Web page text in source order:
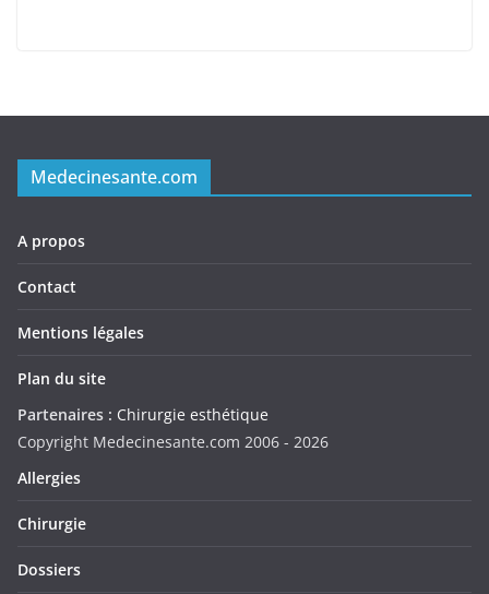
Medecinesante.com
A propos
Contact
Mentions légales
Plan du site
Partenaires : Chirurgie esthétique
Copyright Medecinesante.com 2006 - 2026
Allergies
Chirurgie
Dossiers